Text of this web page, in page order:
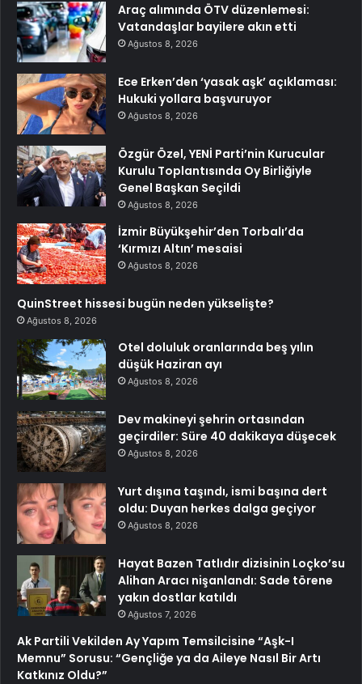
Araç alımında ÖTV düzenlemesi:
Vatandaşlar bayilere akın etti
Ağustos 8, 2026
Ece Erken’den ‘yasak aşk’ açıklaması:
Hukuki yollara başvuruyor
Ağustos 8, 2026
Özgür Özel, YENİ Parti’nin Kurucular
Kurulu Toplantısında Oy Birliğiyle
Genel Başkan Seçildi
Ağustos 8, 2026
İzmir Büyükşehir’den Torbalı’da
‘Kırmızı Altın’ mesaisi
Ağustos 8, 2026
QuinStreet hissesi bugün neden yükselişte?
Ağustos 8, 2026
Otel doluluk oranlarında beş yılın
düşük Haziran ayı
Ağustos 8, 2026
Dev makineyi şehrin ortasından
geçirdiler: Süre 40 dakikaya düşecek
Ağustos 8, 2026
Yurt dışına taşındı, ismi başına dert
oldu: Duyan herkes dalga geçiyor
Ağustos 8, 2026
Hayat Bazen Tatlıdır dizisinin Loçko’su
Alihan Aracı nişanlandı: Sade törene
yakın dostlar katıldı
Ağustos 7, 2026
Ak Partili Vekilden Ay Yapım Temsilcisine “Aşk-I
Memnu” Sorusu: “Gençliğe ya da Aileye Nasıl Bir Artı
Katkınız Oldu?”